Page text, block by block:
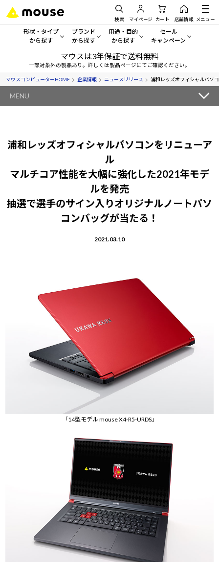
検索 マイページ カート 店舗情報 メニュー
形状・タイプ
から探す
形状・タイプから探す をすべてみる
デスクトップPC
ノートPC
ワークステーション
ディスプレイ
|Copilot+ PC
ブランド
から探す
mouse
G TUNE
NEXTGEAR
iiyama
Windows 11 |Copilot+ PC
用途・目的
から探す
一般向けパソコン
ゲーミングPC・ゲーム向けパソコン
クリエイティブ向け
学習向けパソコン
スペック/パーツ別
AIおすすめパソコン
Windows 11 |Copilot+ PC
セール
キャンペーン
セール・キャンペーン
期間限定セール
おすすめ目玉パソコン
Windows 11 | Copilot+ PC
マウスは3年保証で送料無料
一部対象外の製品あり。詳しくは製品ページにてご確認ください。
マウスコンピューターHOME 企業情報 ニュースリリース 浦和レッズオフィシャルパソ
MENU
浦和レッズオフィシャルパソコンをリニューア
ル
マルチコア性能を大幅に強化した2021年モデ
ルを発売
抽選で選手のサイン入りオリジナルノートパソ
コンバッグが当たる！
2021.03.10
「14型モデル mouse X4-R5-URDS」